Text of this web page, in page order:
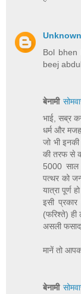
Unknown
Bol bhen
beej
बेनामी
भाई, सब्र
धर्म और
जो भी इनकी
की तरफ से
5000 साल
पत्थर को
यात्रा पूर्ण
इसी प्रकार
(फरिश्ते)
असली फसाद
मानें तो
बेनामी